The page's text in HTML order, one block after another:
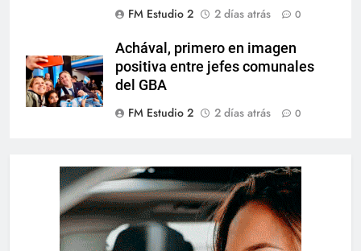
FM Estudio 2
2 días atrás 0
Achával, primero en imagen
positiva entre jefes comunales
del GBA
FM Estudio 2
2 días atrás 0